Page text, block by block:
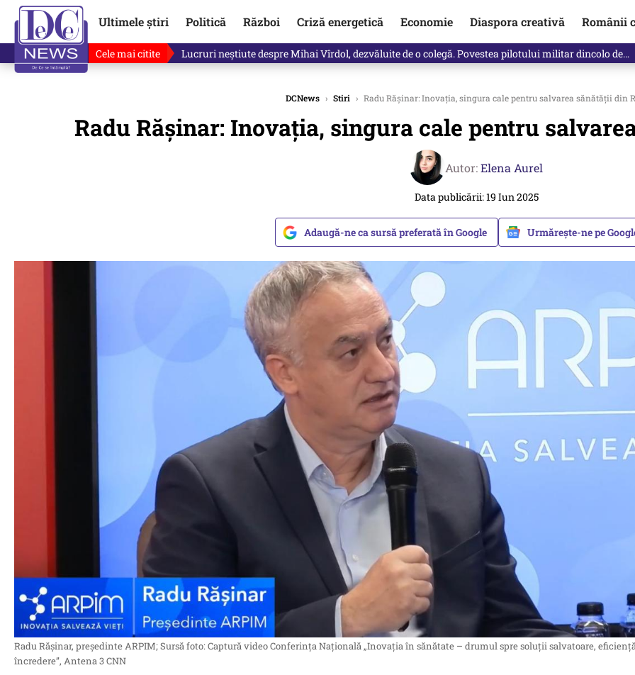
Ultimele știri Politică Război Criză energetică Economie Diaspora creativă Românii
Cele mai citite „Mă uit și sper să nu fie adevărat ce se întâmplă!“ Propunerea Oanei Gheorghiu care l-a uluit pe
DCNews › Stiri › Radu Rășinar: Inovația, singura cale pentru salvarea sănătății din
Radu Rășinar: Inovația, singura cale pentru
Autor:Elena Aurel
Data publicării: 19 Iun 2025
Adaugă-ne ca sursă preferată în Google Urmărește-ne pe
Radu Rășinar, președinte ARPIM; Sursă foto: Captură video Conferința Națională „Inovația în sănătate – drumul spre soluții salvatoare,
încredere”, Antena 3 CNN